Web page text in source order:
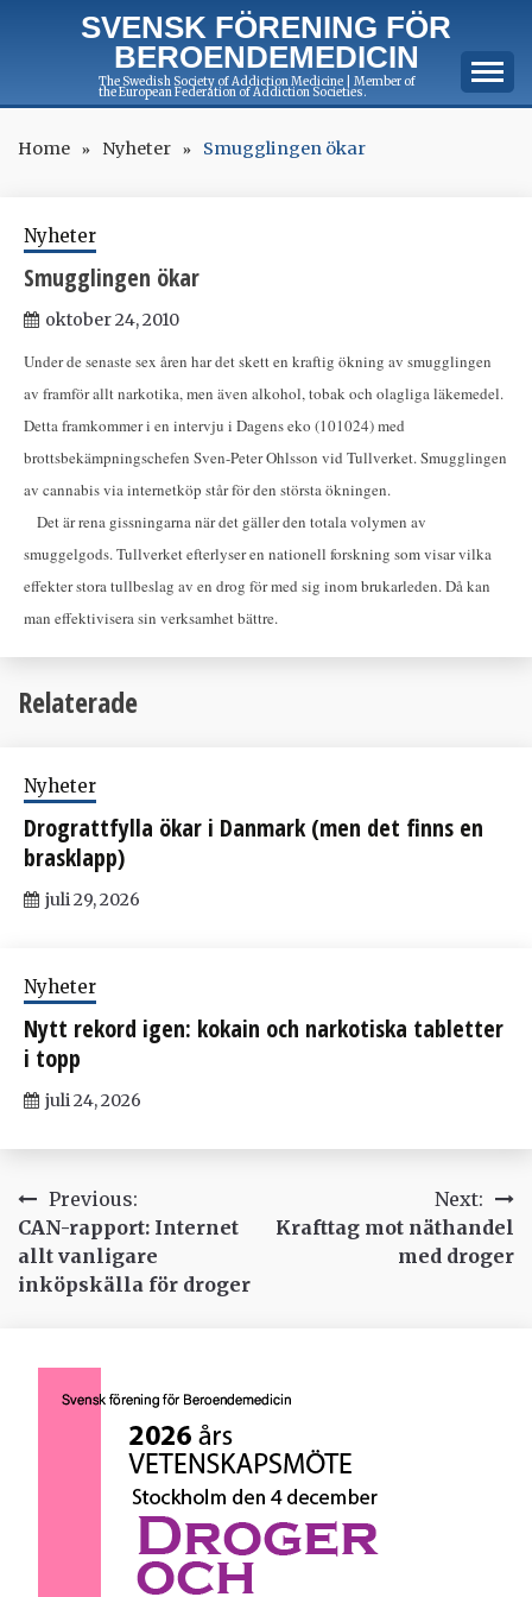
SVENSK FÖRENING FÖR
BEROENDEMEDICIN
The Swedish Society of Addiction Medicine | Member of
the European Federation of Addiction Societies.
Home Nyheter Smugglingen ökar
Nyheter
Smugglingen ökar
oktober 24, 2010
Under de senaste sex åren har det skett en kraftig ökning av smugglingen
av framför allt narkotika, men även alkohol, tobak och olagliga läkemedel.
Detta framkommer i en intervju i Dagens eko (101024) med
brottsbekämpningschefen Sven-Peter Ohlsson vid Tullverket. Smugglingen
av cannabis via internetköp står för den största ökningen.
Det är rena gissningarna när det gäller den totala volymen av
smuggelgods. Tullverket efterlyser en nationell forskning som visar vilka
effekter stora tullbeslag av en drog för med sig inom brukarleden. Då kan
man effektivisera sin verksamhet bättre.
Relaterade
Nyheter
Drograttfylla ökar i Danmark (men det finns en
brasklapp)
juli 29, 2026
Nyheter
Nytt rekord igen: kokain och narkotiska tabletter
i topp
juli 24, 2026
Inläggsnavigering
Previous:
CAN-rapport: Internet
allt vanligare
inköpskälla för droger
Next:
Krafttag mot näthandel
med droger